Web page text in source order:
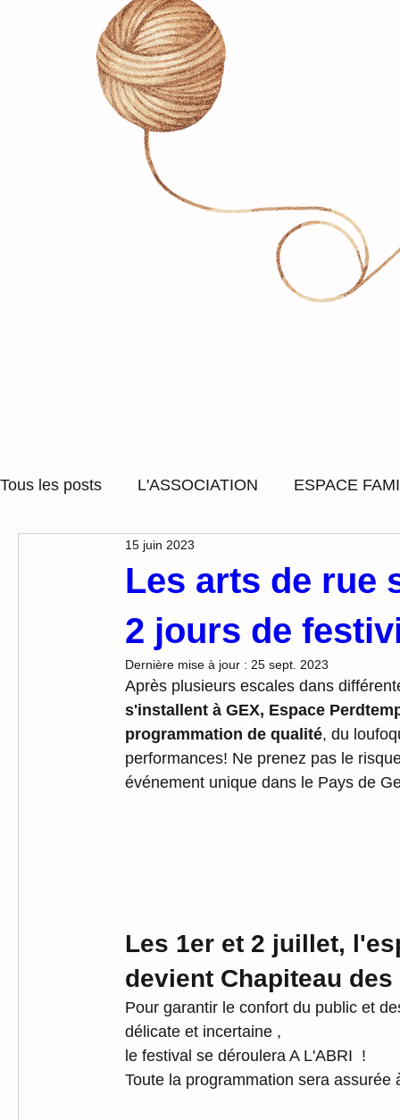
Tous les posts L'ASSOCIATION ESPACE
ACCOMPAGNEMENT SOCIAL
LUDOTHEQUE
Les arts de rue
2 jours de
15 juin 2023
Dernière mise à jour : 25 sept. 2023
Après plusieurs escales dans
s'installent à GEX, Espace
programmation de qualité, du
performances! Ne prenez pas le
événement unique dans le Pays de
Les 1er et 2 juillet,
devient Chapiteau
Pour garantir le confort du public et
délicate et incertaine ,
le festival se déroulera A L'ABRI  !
Toute la programmation sera